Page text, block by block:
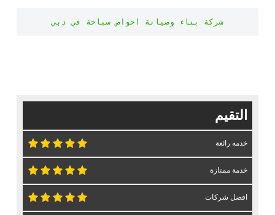
شركة بناء وصيانة احواض سباحة في دبي
التقيم
خدمه رائعة
خدمة ممتازة
افضل شركات